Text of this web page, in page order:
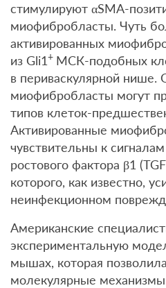
стимулируют αSMA-
миофибробласты. Чуть
активированных
из Gli1+ МСК-подобных
в периваскулярной нише.
миофибробласты могут
типов клеток-
Активированные
чувствительны к
ростового фактора β1
которого, как известно,
неинфекционном
Американские
экспериментальную
мышах, которая
молекулярные